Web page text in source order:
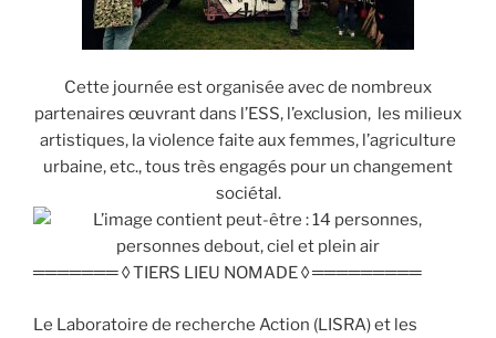
Cette journée est organisée avec de nombreux
partenaires œuvrant dans l’ESS, l’exclusion, les milieux
artistiques, la violence faite aux femmes, l’agriculture
urbaine, etc., tous très engagés pour un changement
sociétal.
═══════ ◊ TIERS LIEU NOMADE ◊ ═════════
Le Laboratoire de recherche Action (LISRA) et les